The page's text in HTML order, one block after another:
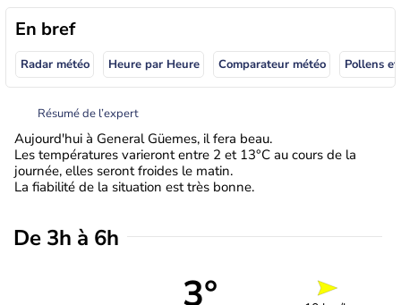
En bref
Radar météo Heure par Heure Comparateur météo Pollens
Résumé de l’expert
Aujourd'hui à General Güemes, il fera beau.
Les températures varieront entre 2 et 13°C au cours de la
journée, elles seront froides le matin.
La fiabilité de la situation est très bonne.
De 3h à 6h
3°